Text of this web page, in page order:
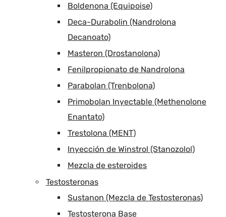
Boldenona (Equipoise)
Deca-Durabolin (Nandrolona
Decanoato)
Masteron (Drostanolona)
Fenilpropionato de Nandrolona
Parabolan (Trenbolona)
Primobolan Inyectable (Methenolone
Enantato)
Trestolona (MENT)
Inyección de Winstrol (Stanozolol)
Mezcla de esteroides
Testosteronas
Sustanon (Mezcla de Testosteronas)
Testosterona Base